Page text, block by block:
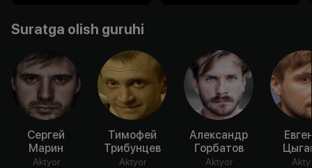
Suratga olish guruhi
Сергей
Марин
Aktyor
Тимофей
Трибунцев
Aktyor
Александр
Горбатов
Aktyor